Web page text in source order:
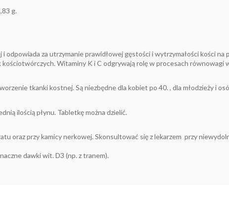
g.
za utrzymanie prawidłowej gęstości i wytrzymałości kości na
Witaminy K i C odgrywają rolę w procesach równowagi
tkanki kostnej. Są niezbędne dla kobiet po 40. , dla młodzieży i
ilością płynu. Tabletkę można dzielić.
oraz przy kamicy nerkowej. Skonsultować się z lekarzem przy
dawki wit. D3 (np. z tranem).